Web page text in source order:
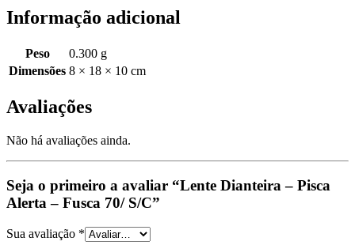
Informação adicional
Peso
0.300 g
Dimensões 8 × 18 × 10 cm
Avaliações
Não há avaliações ainda.
Seja o primeiro a avaliar “Lente Dianteira – Pisca
Alerta – Fusca 70/ S/C”
Sua avaliação *